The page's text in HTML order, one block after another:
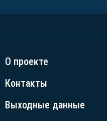
О проекте
Контакты
Выходные данные